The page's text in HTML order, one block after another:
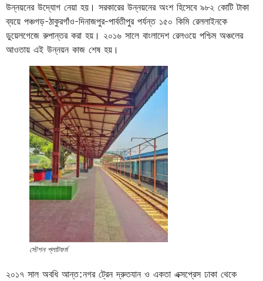
উন্নয়নের উদ্যোগ নেয়া হয়। সরকারের উন্নয়নের অংশ হিসেবে ৯৮২ কোটি টাকা
ব্যয়ে পঞ্চগড়-ঠাকুরগাঁও-দিনাজপুর-পার্বতীপুর পর্যন্ত ১৫০ কিমি রেললাইনকে
ডুয়েলগেজে রুপান্তর করা হয়। ২০১৬ সালে বাংলাদেশ রেলওয়ে পশ্চিম অঞ্চলের
আওতায় এই উন্নয়ন কাজ শেষ হয়।
স্টেশন প্লাটফর্ম
২০১৭ সাল অবধি আন্ত:নগর ট্রেন দ্রুতযান ও একতা এক্সপ্রেস ঢাকা থেকে